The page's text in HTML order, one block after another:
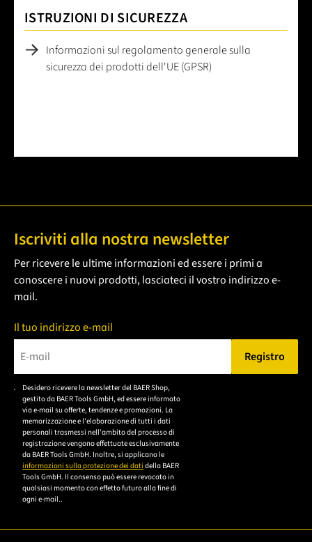
ISTRUZIONI DI SICUREZZA
Informazioni sul regolamento generale sulla
sicurezza dei prodotti dell'UE (GPSR)
Iscriviti alla nostra newsletter
Per ricevere le ultime informazioni ed essere i primi a
conoscere i nuovi prodotti, lasciateci il vostro indirizzo e-
mail.
Il tuo indirizzo e-mail
Bitte geben Sie eine gültige E-Mail-Adresse ein.
Registro
Desidero ricevere la newsletter del BAER Shop,
gestito da BAER Tools GmbH, ed essere informato
via e-mail su offerte, tendenze e promozioni. La
memorizzazione e l'elaborazione di tutti i dati
personali trasmessi nell'ambito del processo di
registrazione vengono effettuate esclusivamente
da BAER Tools GmbH. Inoltre, si applicano le
informazioni sulla protezione dei dati della BAER
Tools GmbH. Il consenso può essere revocato in
qualsiasi momento con effetto futuro alla fine di
ogni e-mail..